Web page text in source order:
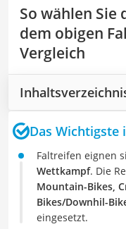
So wählen Sie
dem obigen
Vergleich
Das Wichtigste
Faltreifen eignen
Wettkampf. Die
Mountain-Bikes,
Bikes/Downhil-
eingesetzt.